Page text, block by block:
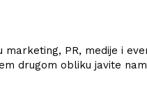
PR, medije i
drugom obliku javite